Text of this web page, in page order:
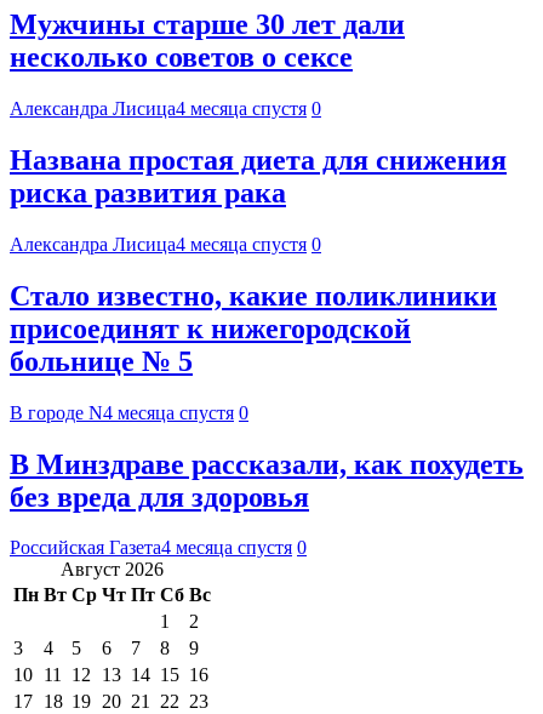
Мужчины старше 30 лет дали
несколько советов о сексе
Александра Лисица4 месяца спустя 0
Названа простая диета для снижения
риска развития рака
Александра Лисица4 месяца спустя 0
Стало известно, какие поликлиники
присоединят к нижегородской
больнице № 5
В городе N4 месяца спустя 0
В Минздраве рассказали, как похудеть
без вреда для здоровья
Российская Газета4 месяца спустя 0
Август 2026
Пн Вт Ср Чт Пт Сб Вс
1
2
3
4 5 6 7 8
9
10 11 12 13 14 15 16
17 18 19 20 21 22 23